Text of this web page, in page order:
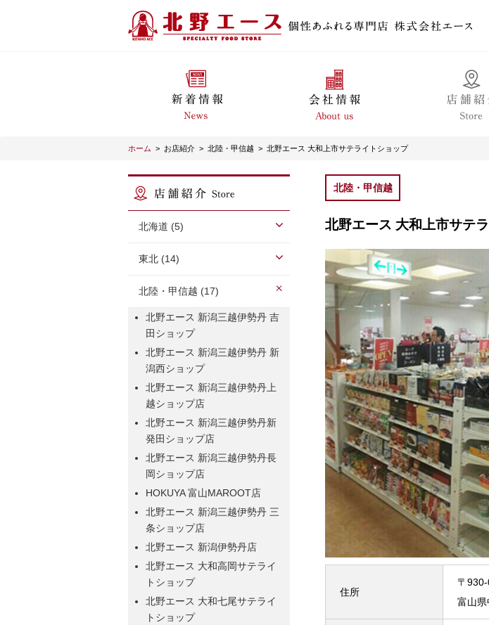
ホーム > お店紹介 > 北陸・甲信越 > 北野エース 大和上市サテライトショップ
北海道 (5)
東北 (14)
北陸・甲信越 (17)
北野エース 新潟三越伊勢丹 吉
田ショップ
北野エース 新潟三越伊勢丹 新
潟西ショップ
北野エース 新潟三越伊勢丹上
越ショップ店
北野エース 新潟三越伊勢丹新
発田ショップ店
北野エース 新潟三越伊勢丹長
岡ショップ店
HOKUYA 富山MAROOT店
北野エース 新潟三越伊勢丹 三
条ショップ店
北野エース 新潟伊勢丹店
北野エース 大和高岡サテライ
トショップ
北野エース 大和七尾サテライ
トショップ
北陸・甲信越
北野エース 大和上市サテ
住所
〒
富山